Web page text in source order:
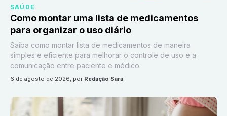
SAÚDE
Como montar uma lista de medicamentos
para organizar o uso diário
Saiba como montar lista de medicamentos de maneira
simples e eficiente para melhorar o controle de uso e a
comunicação entre paciente e médico.
6 de agosto de 2026, por Redação Sara